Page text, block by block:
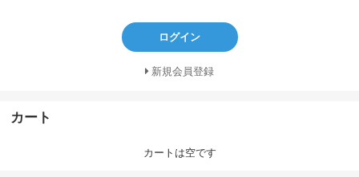
ログイン
新規会員登録
カート
カートは空です